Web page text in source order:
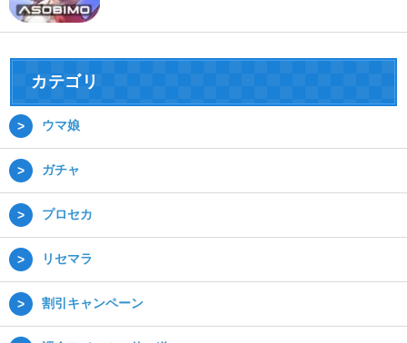
カテゴリ
ウマ娘
ガチャ
プロセカ
リセマラ
割引キャンペーン